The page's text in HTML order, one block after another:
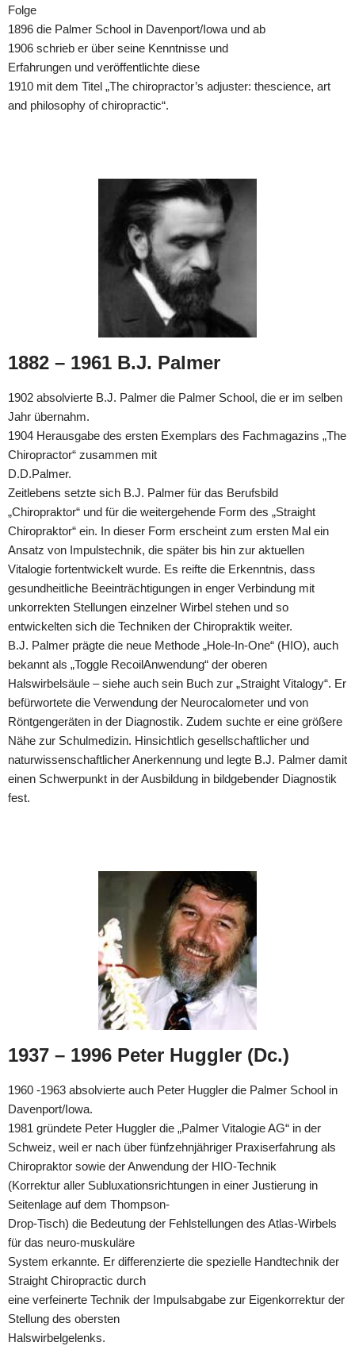
Folge
1896 die Palmer School in Davenport/Iowa und ab
1906 schrieb er über seine Kenntnisse und
Erfahrungen und veröffentlichte diese
1910 mit dem Titel „The chiropractor’s adjuster: thescience, art
and philosophy of chiropractic“.
1882 – 1961 B.J. Palmer
1902 absolvierte B.J. Palmer die Palmer School, die er im selben
Jahr übernahm.
1904 Herausgabe des ersten Exemplars des Fachmagazins „The
Chiropractor“ zusammen mit
D.D.Palmer.
Zeitlebens setzte sich B.J. Palmer für das Berufsbild
„Chiropraktor“ und für die weitergehende Form des „Straight
Chiropraktor“ ein. In dieser Form erscheint zum ersten Mal ein
Ansatz von Impulstechnik, die später bis hin zur aktuellen
Vitalogie fortentwickelt wurde. Es reifte die Erkenntnis, dass
gesundheitliche Beeinträchtigungen in enger Verbindung mit
unkorrekten Stellungen einzelner Wirbel stehen und so
entwickelten sich die Techniken der Chiropraktik weiter.
B.J. Palmer prägte die neue Methode „Hole-In-One“ (HIO), auch
bekannt als „Toggle RecoilAnwendung“ der oberen
Halswirbelsäule – siehe auch sein Buch zur „Straight Vitalogy“. Er
befürwortete die Verwendung der Neurocalometer und von
Röntgengeräten in der Diagnostik. Zudem suchte er eine größere
Nähe zur Schulmedizin. Hinsichtlich gesellschaftlicher und
naturwissenschaftlicher Anerkennung und legte B.J. Palmer damit
einen Schwerpunkt in der Ausbildung in bildgebender Diagnostik
fest.
1937 – 1996 Peter Huggler (Dc.)
1960 -1963 absolvierte auch Peter Huggler die Palmer School in
Davenport/Iowa.
1981 gründete Peter Huggler die „Palmer Vitalogie AG“ in der
Schweiz, weil er nach über fünfzehnjähriger Praxiserfahrung als
Chiropraktor sowie der Anwendung der HIO-Technik
(Korrektur aller Subluxationsrichtungen in einer Justierung in
Seitenlage auf dem Thompson-
Drop-Tisch) die Bedeutung der Fehlstellungen des Atlas-Wirbels
für das neuro-muskuläre
System erkannte. Er differenzierte die spezielle Handtechnik der
Straight Chiropractic durch
eine verfeinerte Technik der Impulsabgabe zur Eigenkorrektur der
Stellung des obersten
Halswirbelgelenks.